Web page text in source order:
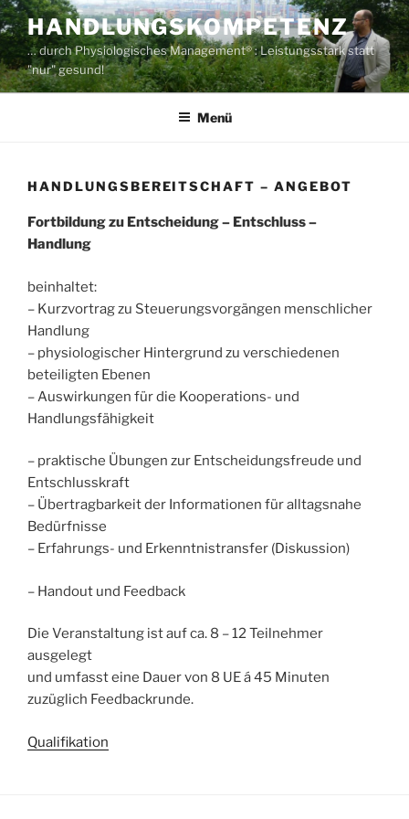
Zum
Inhalt
springen
HANDLUNGSKOMPETENZ
… durch Physiologisches Management® : Leistungsstark statt
"nur" gesund!
Menü
HANDLUNGSBEREITSCHAFT – ANGEBOT
Fortbildung zu Entscheidung – Entschluss –
Handlung
beinhaltet:
– Kurzvortrag zu Steuerungsvorgängen menschlicher
Handlung
– physiologischer Hintergrund zu verschiedenen
beteiligten Ebenen
– Auswirkungen für die Kooperations- und
Handlungsfähigkeit
– praktische Übungen zur Entscheidungsfreude und
Entschlusskraft
– Übertragbarkeit der Informationen für alltagsnahe
Bedürfnisse
– Erfahrungs- und Erkenntnistransfer (Diskussion)
– Handout und Feedback
Die Veranstaltung ist auf ca. 8 – 12 Teilnehmer
ausgelegt
und umfasst eine Dauer von 8 UE á 45 Minuten
zuzüglich Feedbackrunde.
Qualifikation